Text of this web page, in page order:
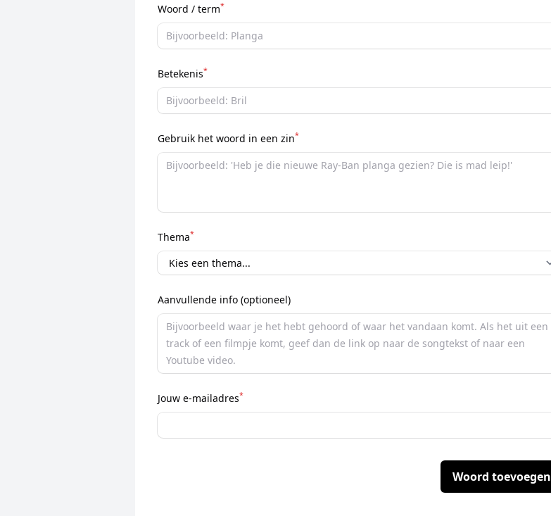
Woord / term*
Betekenis*
Gebruik het woord in een zin*
Thema*
Aanvullende info (optioneel)
Jouw e-mailadres*
Woord toevoegen